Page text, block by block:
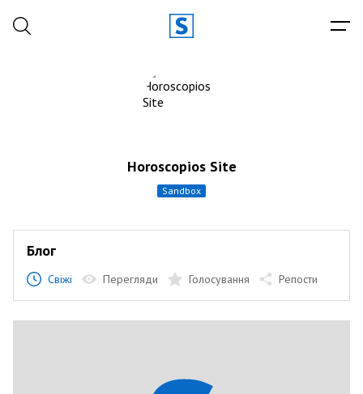
Horoscopios Site
sandbox
Блог
Свіжі Перегляди Голосування Репости